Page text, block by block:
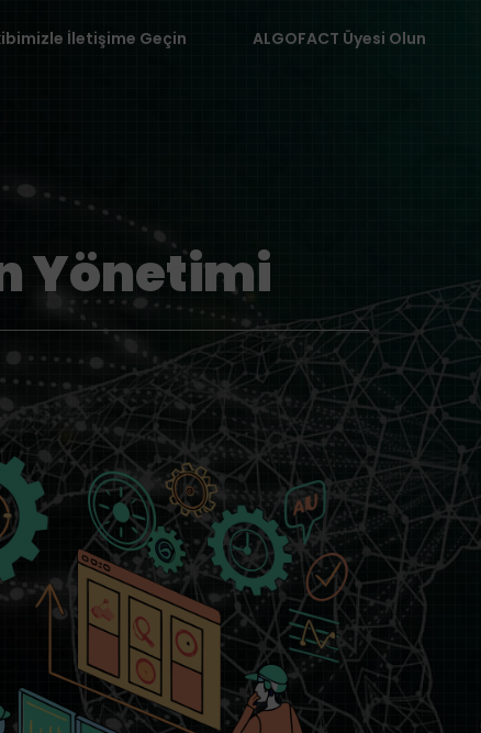
İletişime Geçin ALGOFACT Üyesi Olun
Yönetimi